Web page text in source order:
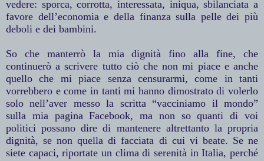
vedere: sporca, corrotta, interessata, iniqua, sbilanciata a
favore dell’economia e della finanza sulla pelle dei più
deboli e dei bambini.
So che manterrò la mia dignità fino alla fine, che
continuerò a scrivere tutto ciò che non mi piace e anche
quello che mi piace senza censurarmi, come in tanti
vorrebbero e come in tanti mi hanno dimostrato di volerlo
solo nell’aver messo la scritta “vacciniamo il mondo”
sulla mia pagina Facebook, ma non so quanti di voi
politici possano dire di mantenere altrettanto la propria
dignità, se non quella di facciata di cui vi beate. Se ne
siete capaci, riportate un clima di serenità in Italia, perché